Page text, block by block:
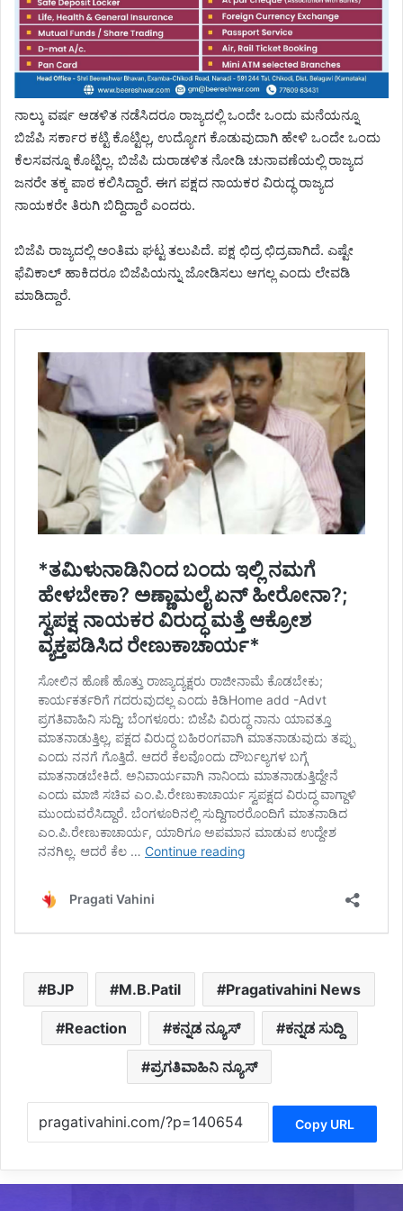
ನಾಲ್ಕು ವರ್ಷ ಆಡಳಿತ ನಡೆಸಿದರೂ ರಾಜ್ಯದಲ್ಲಿ ಒಂದೇ ಒಂದು ಮನೆಯನ್ನೂ
ಬಿಜೆಪಿ ಸರ್ಕಾರ ಕಟ್ಟಿ ಕೊಟ್ಟಿಲ್ಲ, ಉದ್ಯೋಗ ಕೊಡುವುದಾಗಿ ಹೇಳಿ ಒಂದೇ ಒಂದು
ಕೆಲಸವನ್ನೂ ಕೊಟ್ಟಿಲ್ಲ. ಬಿಜೆಪಿ ದುರಾಡಳಿತ ನೋಡಿ ಚುನಾವಣೆಯಲ್ಲಿ ರಾಜ್ಯದ
ಜನರೇ ತಕ್ಕ ಪಾಠ ಕಲಿಸಿದ್ದಾರೆ. ಈಗ ಪಕ್ಷದ ನಾಯಕರ ವಿರುದ್ಧ ರಾಜ್ಯದ
ನಾಯಕರೇ ತಿರುಗಿ ಬಿದ್ದಿದ್ದಾರೆ ಎಂದರು.
ಬಿಜೆಪಿ ರಾಜ್ಯದಲ್ಲಿ ಅಂತಿಮ ಘಟ್ಟ ತಲುಪಿದೆ. ಪಕ್ಷ ಛಿದ್ರ ಛಿದ್ರವಾಗಿದೆ. ಎಷ್ಟೇ
ಫೆವಿಕಾಲ್ ಹಾಕಿದರೂ ಬಿಜೆಪಿಯನ್ನು ಜೋಡಿಸಲು ಆಗಲ್ಲ ಎಂದು ಲೇವಡಿ
ಮಾಡಿದ್ದಾರೆ.
BJP M.B.Patil Pragativahini News
Reaction ಕನ್ನಡ ನ್ಯೂಸ್ ಕನ್ನಡ ಸುದ್ದಿ
ಪ್ರಗತಿವಾಹಿನಿ ನ್ಯೂಸ್
Copy URL